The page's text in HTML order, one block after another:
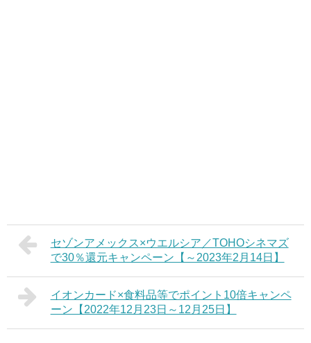
セゾンアメックス×ウエルシア／TOHOシネマズ
で30％還元キャンペーン【～2023年2月14日】
イオンカード×食料品等でポイント10倍キャンペ
ーン【2022年12月23日～12月25日】